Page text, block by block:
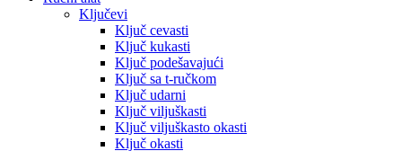
Ključevi
Ključ cevasti
Ključ kukasti
Ključ podešavajući
Ključ sa t-ručkom
Ključ udarni
Ključ viljuškasti
Ključ viljuškasto okasti
Ključ okasti